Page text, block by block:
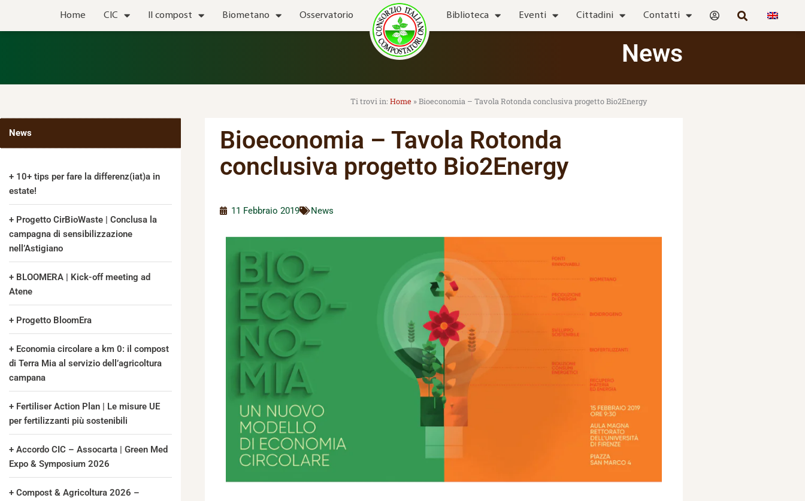
Home CIC Il compost Biometano Osservatorio Biblioteca Eventi Cittadini Contatti
News
Home »Bioeconomia – Tavola Rotonda conclusiva progetto Bio2Energy
News
10+ tips per fare la differenz(iat)a in
estate!
Progetto CirBioWaste | Conclusa la
campagna di sensibilizzazione
nell’Astigiano
BLOOMERA | Kick-off meeting ad
Atene
Progetto BloomEra
Economia circolare a km 0: il compost
di Terra Mia al servizio dell’agricoltura
campana
Fertiliser Action Plan | Le misure UE
per fertilizzanti più sostenibili
Accordo CIC – Assocarta | Green Med
Expo & Symposium 2026
Compost & Agricoltura 2026 –
Bioeconomia – Tavola Rotonda
conclusiva progetto Bio2Energy
11 Febbraio 2019 News